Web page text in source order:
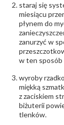
staraj się
miesiącu
płynem do
zanurzyć w
w ten sposób
wyroby
miękką
z zaciskiem
biżuterii
tlenków.